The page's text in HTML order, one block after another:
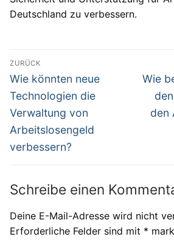
Deutschland zu verbessern.
Beitragsnavigation
ZURÜCK
Vorheriger
Beitrag:
Wie könnten neue
Technologien die
Verwaltung von
Arbeitslosengeld
verbessern?
Wie
den
Schreibe einen
Deine E-Mail-Adresse wird nicht
Erforderliche Felder sind mit *